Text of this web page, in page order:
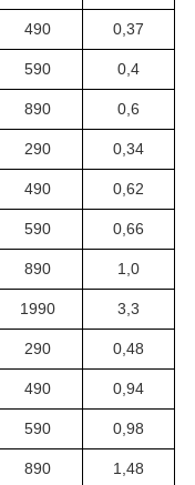
490 0,37
590 0,4
890 0,6
290 0,34
490 0,62
590 0,66
890 1,0
1990 3,3
290 0,48
490 0,94
590 0,98
890 1,48